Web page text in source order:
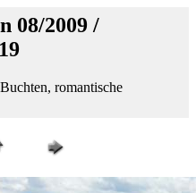
08/2009 /
romantische